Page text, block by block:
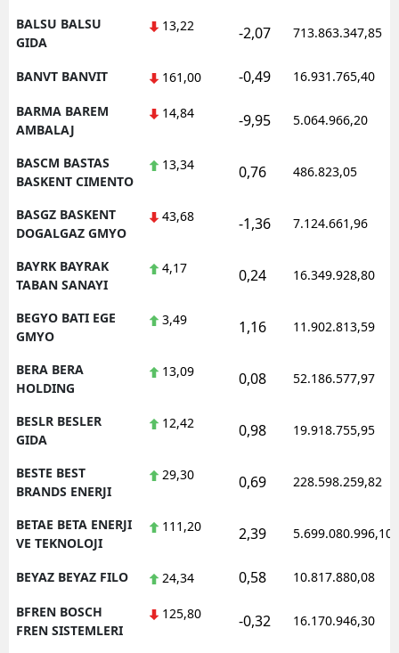
BALSU BALSU
GIDA
13,22 -2,07 713.863.347,85
BANVT BANVIT 161,00 -0,49 16.931.765,40
BARMA BAREM
AMBALAJ
14,84 -9,95 5.064.966,20
BASCM BASTAS
BASKENT CIMENTO
13,34 0,76 486.823,05
BASGZ BASKENT
DOGALGAZ GMYO
43,68 -1,36 7.124.661,96
BAYRK BAYRAK
TABAN SANAYI
4,17 0,24 16.349.928,80
BEGYO BATI EGE
GMYO
3,49 1,16 11.902.813,59
BERA BERA
HOLDING
13,09 0,08 52.186.577,97
BESLR BESLER
GIDA
12,42 0,98 19.918.755,95
BESTE BEST
BRANDS ENERJI
29,30 0,69 228.598.259,82
BETAE BETA ENERJI
VE TEKNOLOJI
111,20 2,39 5.699.080.996,10
BEYAZ BEYAZ FILO 24,34 0,58 10.817.880,08
BFREN BOSCH
FREN SISTEMLERI
125,80 -0,32 16.170.946,30